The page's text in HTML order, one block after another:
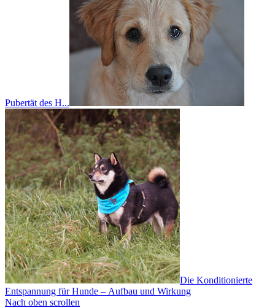
Pubertät des H...
Die Konditionierte
Entspannung für Hunde – Aufbau und Wirkung
Nach oben scrollen